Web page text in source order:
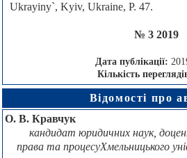
Ukrayiny`, Kyiv, Ukraine, P. 47.
№ 3 2019
Дата публікації:
Кількість
Відомості про
О. В. Кравчук
кандидат юридичних наук,
права та процесуХмельницького